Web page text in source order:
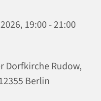
19:00 - 21:00
Dorfkirche Rudow,
Berlin